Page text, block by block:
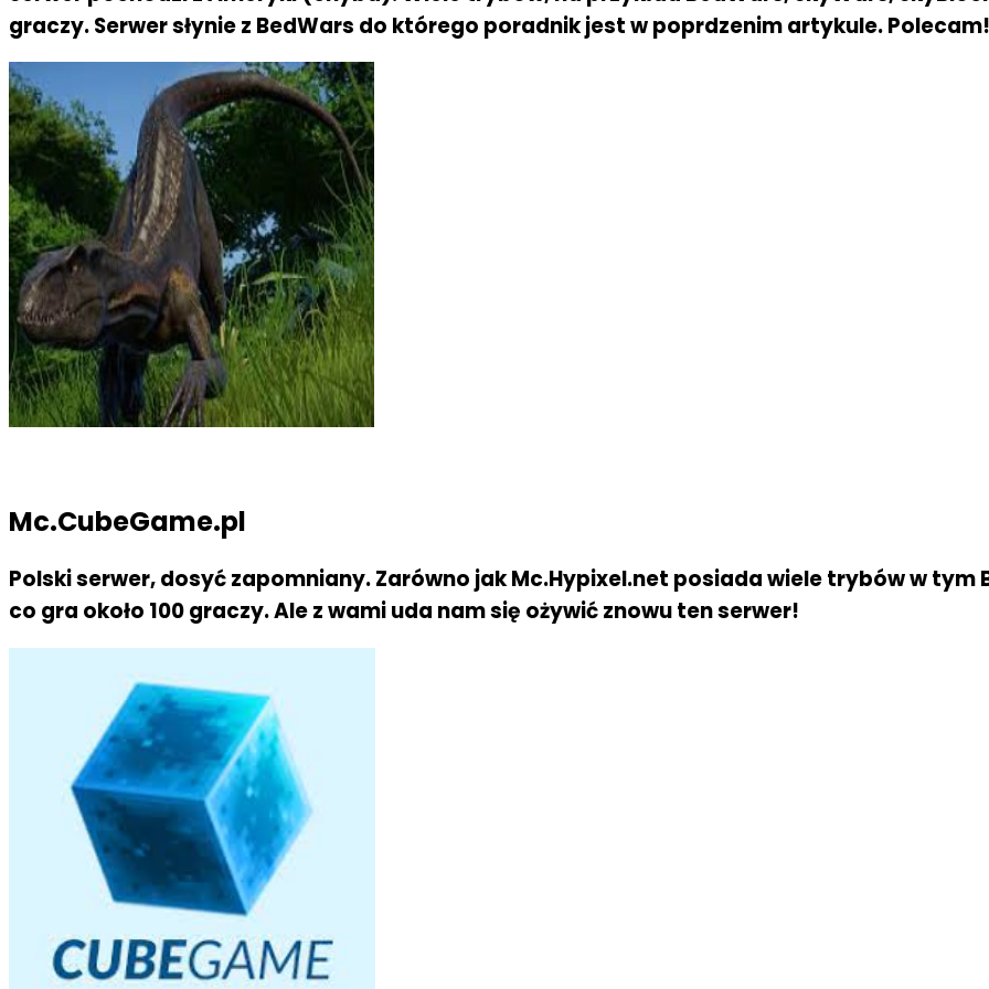
graczy. Serwer słynie z BedWars do którego poradnik jest w poprdzenim artykule. Polecam!
Mc.CubeGame.pl
Polski serwer, dosyć zapomniany. Zarówno jak Mc.Hypixel.net posiada wiele trybów w tym
co gra około 100 graczy. Ale z wami uda nam się ożywić znowu ten serwer!